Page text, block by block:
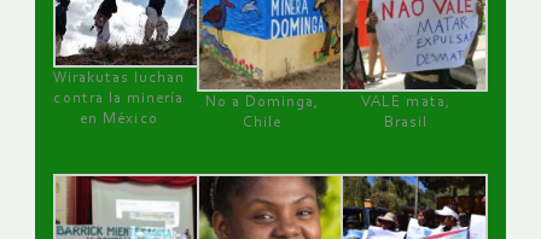
Wirakutas luchan
contra la minería
en México
No a Dominga,
Chile
VALE mata,
Brasil